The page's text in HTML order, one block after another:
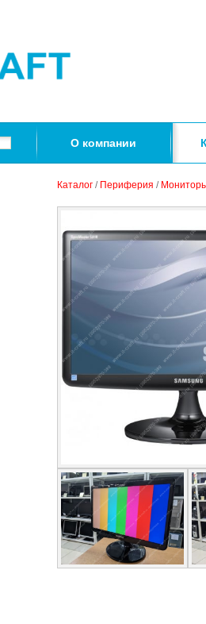
О компании
Каталог / Периферия /